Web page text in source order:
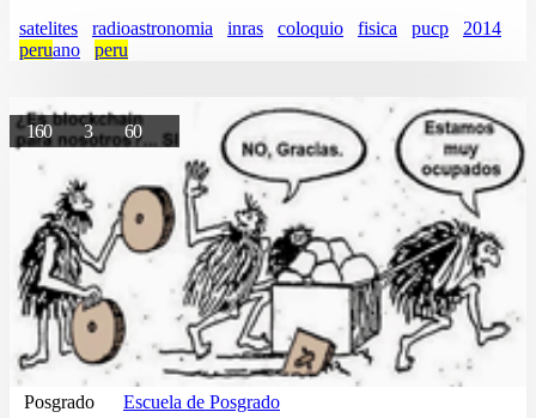
satelites radioastronomia inras coloquio fisica pucp
2014
peruano peru
160360
Posgrado Escuela de Posgrado